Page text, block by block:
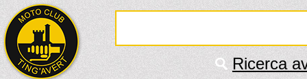
Ricerca